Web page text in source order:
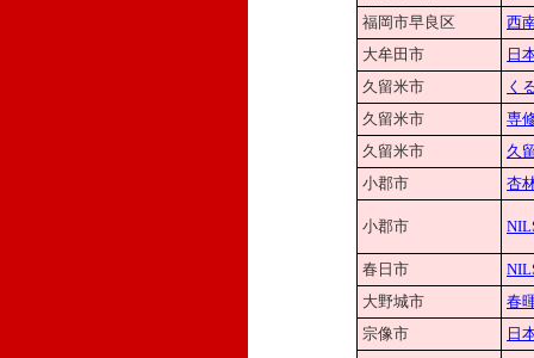
福岡市早良区
西
大牟田市
日
久留米市
く
久留米市
専
久留米市
久
小郡市
杏
小郡市
春日市
大野城市
春
宗像市
日